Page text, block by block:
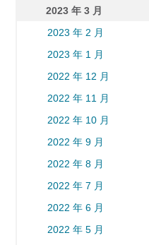
2023 年 3 月
2023 年 2 月
2023 年 1 月
2022 年 12 月
2022 年 11 月
2022 年 10 月
2022 年 9 月
2022 年 8 月
2022 年 7 月
2022 年 6 月
2022 年 5 月